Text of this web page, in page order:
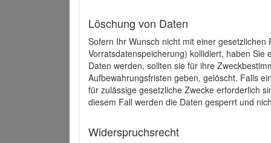
Löschung von Daten
Sofern Ihr Wunsch nicht mit einer
Vorratsdatenspeicherung) kollidiert, haben
Daten werden, sollten sie für ihre
Aufbewahrungsfristen geben, gelöscht. Falls
für zulässige gesetzliche Zwecke erforderlich
diesem Fall werden die Daten gesperrt und
Widerspruchsrecht